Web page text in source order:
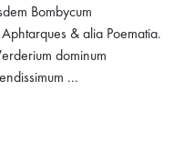
Bombycum
& alia Poematia.
dominum
...